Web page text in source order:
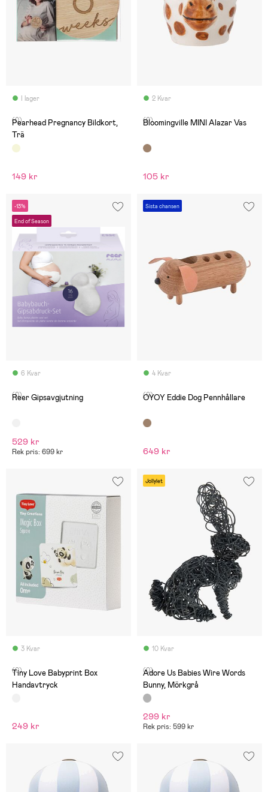
I lager
(0)
Pearhead Pregnancy Bildkort,
Trä
149 kr
2 Kvar
(0)
Bloomingville MINI Alazar Vas
105 kr
-13%
End of Season
6 Kvar
(0)
Reer Gipsavgjutning
529 kr
Rek pris: 699 kr
Sista chansen
4 Kvar
(0)
OYOY Eddie Dog Pennhållare
649 kr
3 Kvar
(0)
Tiny Love Babyprint Box
Handavtryck
249 kr
Jollylet
10 Kvar
(0)
Adore Us Babies Wire Words
Bunny, Mörkgrå
299 kr
Rek pris: 599 kr